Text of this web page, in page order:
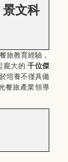
景文科
旅教育經驗，
龐大的 千位傑
培養不僅具備
餐旅產業領導